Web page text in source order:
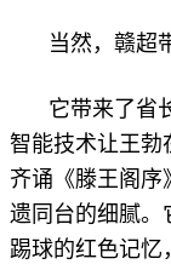
当然，赣超
它带来了省
智能技术让王勃
齐诵《滕王阁序
遗同台的细腻。
踢球的红色记忆